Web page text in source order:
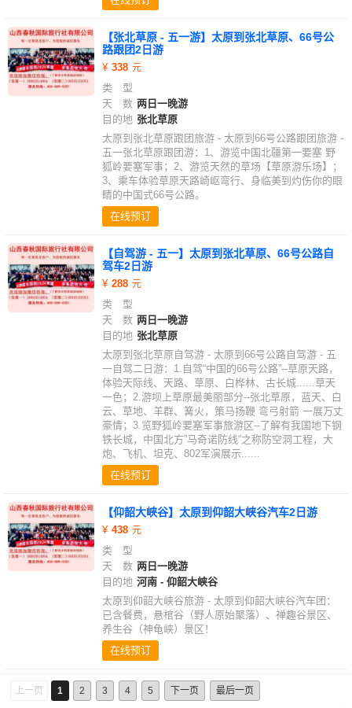
【张北草原 - 五一游】太原到张北草原、66号公
路跟团2日游
338
类 型
天 数 两日一晚游
目的地 张北草原
太原到张北草原跟团旅游 - 太原到66号公路跟团旅游 -
五一张北草原跟团游：1、游览中国北疆第一要塞 野
狐岭要塞军事；2、游览天然的草场【草原游乐场】；
3、乘车体验草原天路崎岖弯行、身临美到灼伤你的眼
睛的中国式66号公路。
在线预订
【自驾游 - 五一】太原到张北草原、66号公路自
驾车2日游
288
类 型
天 数 两日一晚游
目的地 张北草原
太原到张北草原自驾游 - 太原到66号公路自驾游 - 五
一自驾二日游：1.自驾“中国的66号公路”--草原天路，
体验天际线、天路、草原、白桦林、古长城......草天
一色；2.游坝上草原最美丽部分--张北草原，蓝天、白
云、草地、羊群、篝火，策马扬鞭 弯弓射箭 一展万丈
豪情；3.览野狐岭要塞军事旅游区--了解有我国地下钢
铁长城，中国北方”马奇诺防线“之称防空洞工程，大
炮、飞机、坦克、802军演展示......
在线预订
【仰韶大峡谷】太原到仰韶大峡谷汽车2日游
438
类 型
天 数 两日一晚游
目的地 河南 - 仰韶大峡谷
太原到仰韶大峡谷旅游 - 太原到仰韶大峡谷汽车团：
已含餐费，悬棺谷（野人原始聚落）、禅趣谷景区、
养生谷（神龟峡）景区！
在线预订
上一页 1 2 3 4 5 下一页 最后一页